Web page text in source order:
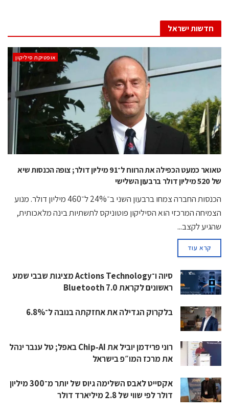
חדשות ישראל
אופטיקת סיליקון
טאואר כמעט הכפילה את הרווח ל־91 מיליון דולר; צופה הכנסות שיא
של 520 מיליון דולר ברבעון השלישי
הכנסות החברה צמחו ברבעון השני ב־24% ל־460 מיליון דולר. מנוע
הצמיחה המרכזי הוא הסיליקון פוטוניקס לתשתיות בינה מלאכותית,
שהגיע לקצב...
קרא עוד
סיוה ו־Actions Technology מציגות שבבי שמע
ראשונים לקראת Bluetooth 7.0
בלקרוק הגדילה את אחזקתה בנובה ל־6.8%
רוני פרידמן יוביל את Chip‑AI באפל; טל ענבר ינהל
את מרכז המו״פ בישראל
אקסייט לאבס השלימה גיוס של יותר מ־300 מיליון
דולר לפי שווי של 2.8 מיליארד דולר